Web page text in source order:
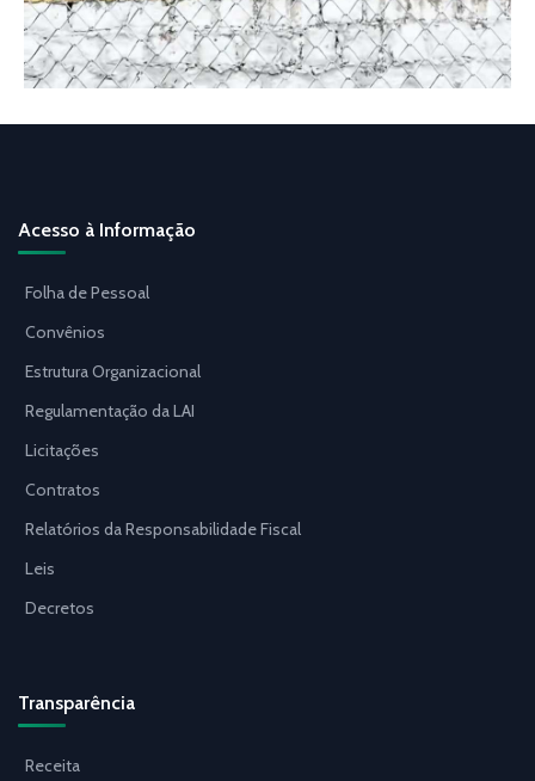
Acesso à Informação
Folha de Pessoal
Convênios
Estrutura Organizacional
Regulamentação da LAI
Licitações
Contratos
Relatórios da Responsabilidade Fiscal
Leis
Decretos
Transparência
Receita